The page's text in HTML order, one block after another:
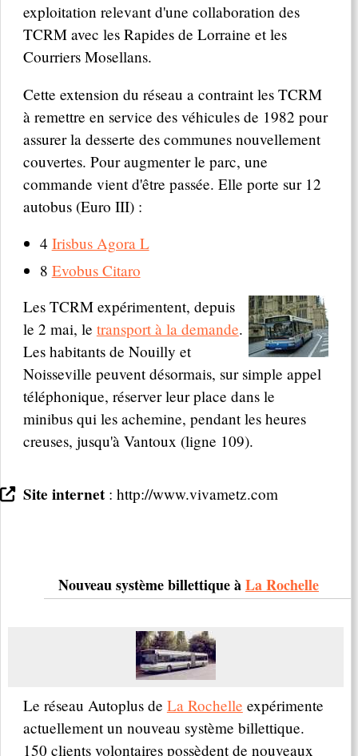
exploitation relevant d'une collaboration des
TCRM avec les Rapides de Lorraine et les
Courriers Mosellans.
Cette extension du réseau a contraint les TCRM
à remettre en service des véhicules de 1982 pour
assurer la desserte des communes nouvellement
couvertes. Pour augmenter le parc, une
commande vient d'être passée. Elle porte sur 12
autobus (Euro III) :
4 Irisbus Agora L
8 Evobus Citaro
Les TCRM expérimentent, depuis
le 2 mai, le transport à la demande.
Les habitants de Nouilly et
Noisseville peuvent désormais, sur simple appel
téléphonique, réserver leur place dans le
minibus qui les achemine, pendant les heures
creuses, jusqu'à Vantoux (ligne 109).
Site internet: http://www.vivametz.com
Nouveau système billettique àLa Rochelle
Le réseau Autoplus de La Rochelle expérimente
actuellement un nouveau système billettique.
150 clients volontaires possèdent de nouveaux